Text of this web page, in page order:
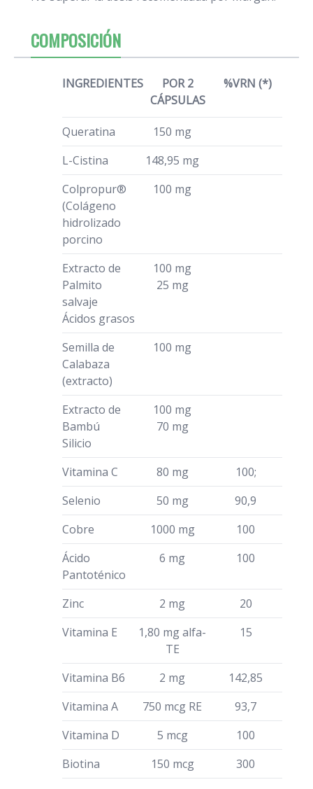
COMPOSICIÓN
INGREDIENTES
POR 2
CÁPSULAS
%VRN (*)
Queratina
150 mg
L-Cistina
148,95 mg
Colpropur®
(Colágeno
hidrolizado
porcino
100 mg
Extracto de
Palmito
salvaje
Ácidos grasos
100 mg
25 mg
Semilla de
Calabaza
(extracto)
100 mg
Extracto de
Bambú
Silicio
100 mg
70 mg
Vitamina C 80 mg
100;
Selenio
50 mg
90,9
Cobre
1000 mg
100
Ácido
Pantoténico
6 mg 100
Zinc 2 mg
20
Vitamina E
1,80 mg alfa-
TE
15
Vitamina B6 2 mg
142,85
Vitamina A
750 mcg RE
93,7
Vitamina D
5 mcg
100
Biotina
150 mcg 300